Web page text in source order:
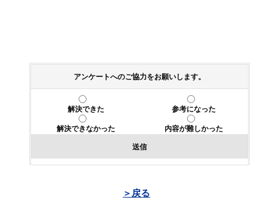
アンケートへのご協力をお願いします。
解決できた
参考になった
解決できなかった
内容が難しかった
送信
＞戻る